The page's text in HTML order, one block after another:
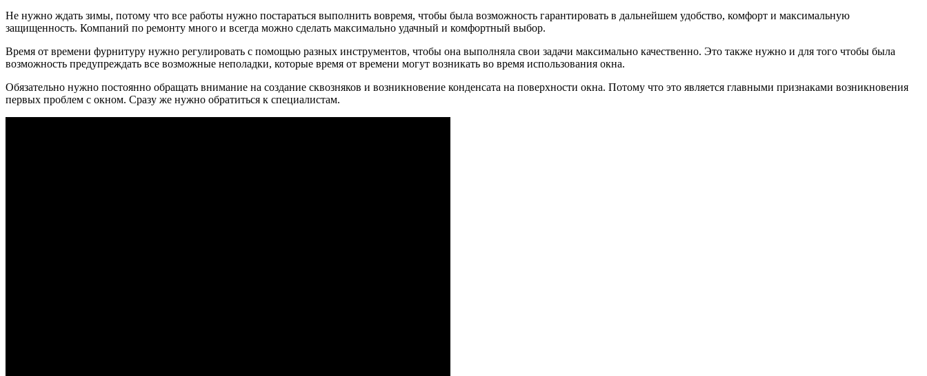
Не нужно ждать зимы, потому что все работы нужно постараться выполнить вовремя, чтобы была возможность гарантировать в дальнейшем удобство, комфорт и максимальную
защищенность. Компаний по ремонту много и всегда можно сделать максимально удачный и комфортный выбор.
Время от времени фурнитуру нужно регулировать с помощью разных инструментов, чтобы она выполняла свои задачи максимально качественно. Это также нужно и для того чтобы была
возможность предупреждать все возможные неполадки, которые время от времени могут возникать во время использования окна.
Обязательно нужно постоянно обращать внимание на создание сквозняков и возникновение конденсата на поверхности окна. Потому что это является главными признаками возникновения
первых проблем с окном. Сразу же нужно обратиться к специалистам.